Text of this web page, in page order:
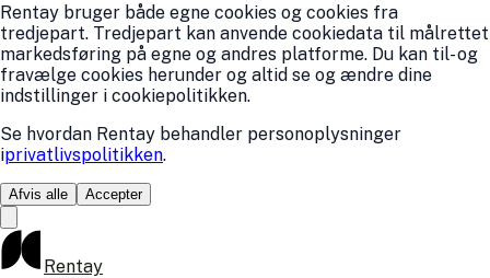
Rentay bruger både egne cookies og cookies fra
tredjepart. Tredjepart kan anvende cookiedata til målrettet
markedsføring på egne og andres platforme. Du kan til- og
fravælge cookies herunder og altid se og ændre dine
indstillinger i cookiepolitikken.
Se hvordan Rentay behandler personoplysninger
iprivatlivspolitikken.
Afvis alle Accepter
Rentay